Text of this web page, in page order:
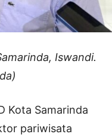
Iswandi.
Kota Samarinda
pariwisata